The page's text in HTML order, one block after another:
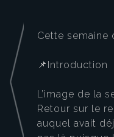
Cette semaine
📌Introduction
L’image de la
Retour sur le
auquel avait